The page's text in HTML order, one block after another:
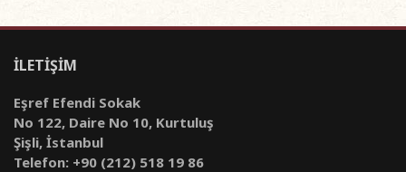
İLETİŞİM
Eşref Efendi Sokak
No 122, Daire No 10, Kurtuluş
Şişli, İstanbul
Telefon: +90 (212) 518 19 86